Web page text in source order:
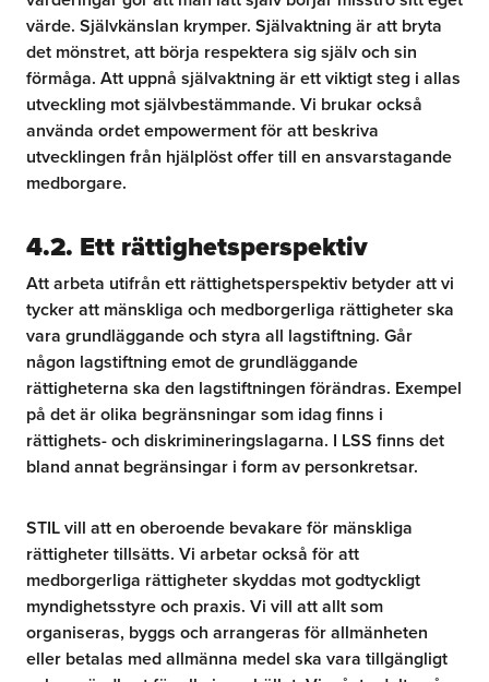
värde. Självkänslan krymper. Självaktning är att bryta
det mönstret, att börja respektera sig själv och sin
förmåga. Att uppnå självaktning är ett viktigt steg i allas
utveckling mot självbestämmande. Vi brukar också
använda ordet empowerment för att beskriva
utvecklingen från hjälplöst offer till en ansvarstagande
medborgare.
4.2. Ett rättighetsperspektiv
Att arbeta utifrån ett rättighetsperspektiv betyder att vi
tycker att mänskliga och medborgerliga rättigheter ska
vara grundläggande och styra all lagstiftning. Går
någon lagstiftning emot de grundläggande
rättigheterna ska den lagstiftningen förändras. Exempel
på det är olika begränsningar som idag finns i
rättighets- och diskrimineringslagarna. I LSS finns det
bland annat begränsingar i form av personkretsar.
STIL vill att en oberoende bevakare för mänskliga
rättigheter tillsätts. Vi arbetar också för att
medborgerliga rättigheter skyddas mot godtyckligt
myndighetsstyre och praxis. Vi vill att allt som
organiseras, byggs och arrangeras för allmänheten
eller betalas med allmänna medel ska vara tillgängligt